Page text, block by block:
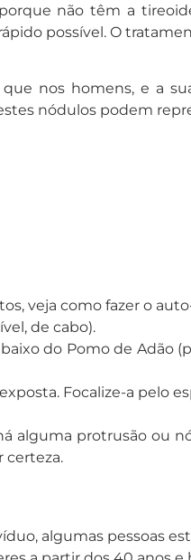
não têm a
possível. O
nos homens, e a
nódulos podem
veja como fazer o
de cabo).
do Pomo de
Focalize-a pelo
alguma protrusão ou
certeza.
algumas pessoas